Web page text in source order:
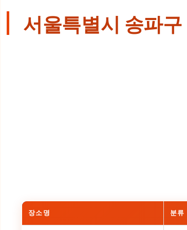
서울특별시 송파
장소명 분류